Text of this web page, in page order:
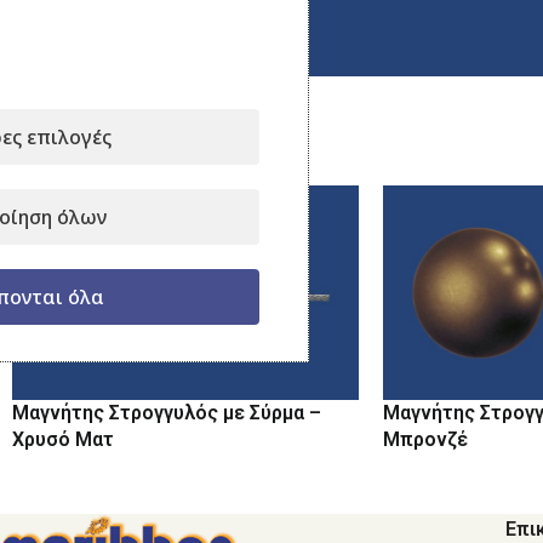
Σχετικά προϊόντα
Μαγνήτης Στρογγυλός με Σύρμα –
Χρυσό Ματ
Μαγνήτης
Μπρονζέ
επιλογές
όλων
όλα